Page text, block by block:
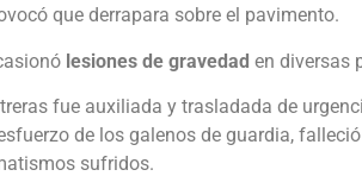
que derrapara sobre el pavimento.
lesiones de gravedad en diversas
fue auxiliada y trasladada de
de los galenos de guardia,
sufridos.